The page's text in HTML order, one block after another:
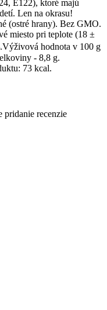
Е122), ktoré majú
Len na okrasu!
(ostré hrany). Bez GMO.
miesto pri teplote (18 ±
hodnota v 100 g
- 8,8 g.
73 kcal.
pridanie recenzie